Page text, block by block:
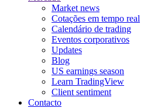
Market news
Cotações em tempo real
Calendário de trading
Eventos corporativos
Updates
Blog
US earnings season
Learn TradingView
Client sentiment
Contacto